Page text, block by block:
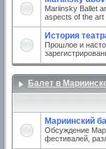
Mariinsky Ballet
aspects of the art
История
Прошлое и
Балет в
Мариинский
Обсуждение
фестивалей,